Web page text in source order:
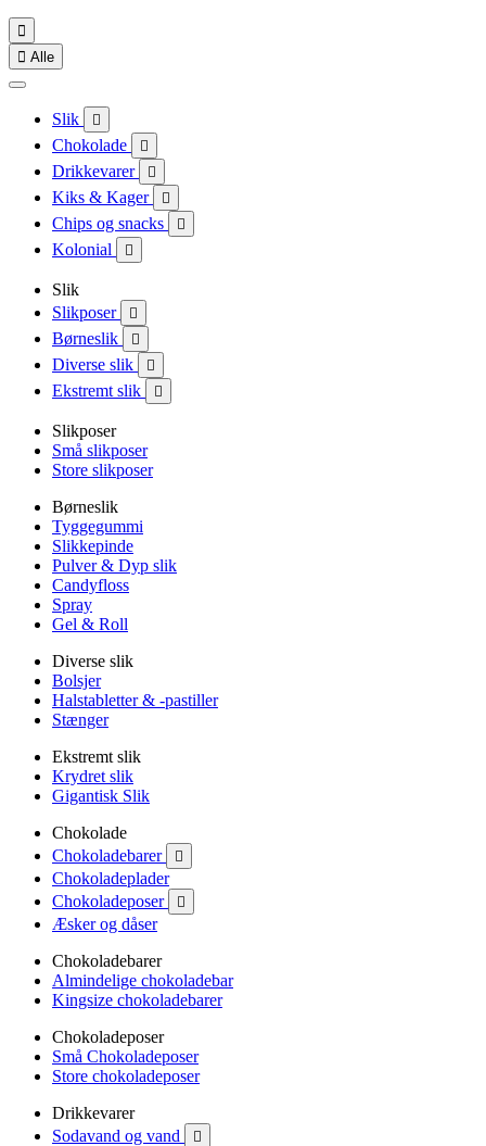

 Alle
Slik 
Chokolade 
Drikkevarer 
Kiks & Kager 
Chips og snacks 
Kolonial 
Slik
Slikposer

Børneslik 
Diverse slik 
Ekstremt slik 
Slikposer
Små slikposer
Store slikposer
Børneslik
Tyggegummi
Slikkepinde
Pulver & Dyp slik
Candyfloss
Spray
Gel & Roll
Diverse slik
Bolsjer
Halstabletter & -pastiller
Stænger
Ekstremt slik
Krydret slik
Gigantisk Slik
Chokolade
Chokoladebarer

Chokoladeplader
Chokoladeposer

Æsker og dåser
Chokoladebarer
Almindelige chokoladebar
Kingsize chokoladebarer
Chokoladeposer
Små Chokoladeposer
Store chokoladeposer
Drikkevarer
Sodavand og vand
